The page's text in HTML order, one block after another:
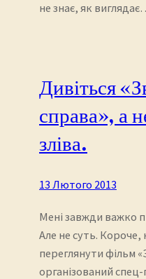
не знає, як
Дивіться
справа», а
зліва.
13 Лютого 2013
Мені завжди важко
Але не суть. Короче,
переглянути фільм
організований спец-